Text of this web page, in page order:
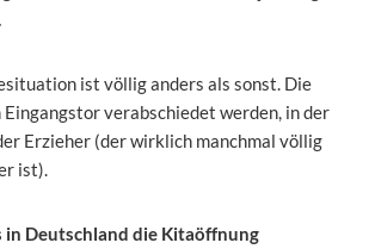
ist völlig anders als sonst. Die
Eingangstor verabschiedet werden, in der
Erzieher (der wirklich manchmal völlig
ist).
in Deutschland die Kitaöffnung